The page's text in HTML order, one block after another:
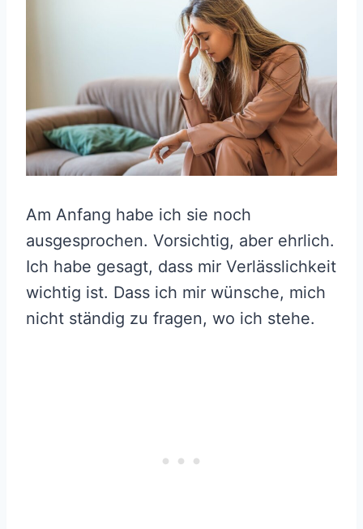
Am Anfang habe ich sie noch
ausgesprochen. Vorsichtig, aber ehrlich.
Ich habe gesagt, dass mir Verlässlichkeit
wichtig ist. Dass ich mir wünsche, mich
nicht ständig zu fragen, wo ich stehe.